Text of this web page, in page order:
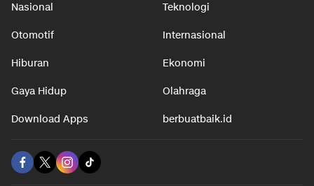
Nasional Teknologi
Otomotif Internasional
Hiburan Ekonomi
Gaya Hidup Olahraga
Download Apps berbuatbaik.id